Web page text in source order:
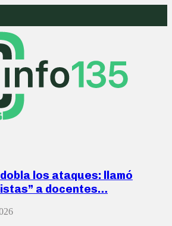
los ataques: llamó
a docentes…